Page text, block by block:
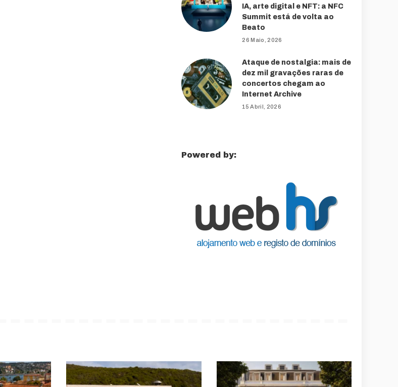
IA, arte digital e NFT: a NFC
Summit está de volta ao
Beato
26 Maio, 2026
Ataque de nostalgia: mais de
dez mil gravações raras de
concertos chegam ao
Internet Archive
15 Abril, 2026
Powered by: